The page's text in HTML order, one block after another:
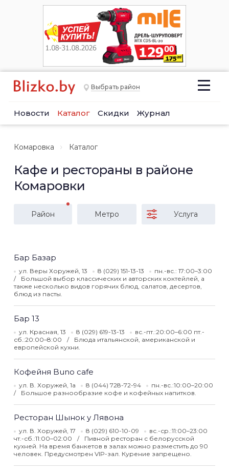
Выбрать район
Новости Каталог Скидки Журнал
Комаровка Каталог
Кафе и рестораны в районе
Комаровки
Район Метро Услуга
Бар Базар
ул. Веры Хоружей, 13 8 (029) 151-13-13
пн.-вс.: 17:00–3:00
Большой выбор классических и авторских коктейлей, а
также несколько видов горячих блюд, салатов, десертов,
блюд из пасты.
Бар 13
ул. Красная, 13 8 (029) 619-13-13
вс.-пт.:20:00–6:00 пт.-
сб.:20:00–8:00
Блюда итальянской, американской и
европейской кухни.
Кофейня Buno cafe
ул. В. Хоружей, 1а 8 (044) 728-72-94
пн.-вс.:10:00–20:00
Большое разнообразие кофе и кофейных напитков.
Ресторан Шынок у Лявона
ул. В. Хоружей, 17 8 (029) 610-10-09
вс.-ср.:11:00–23:00
чт.-сб.:11:00–02:00
Пивной ресторан с белорусской
кухней. На время банкетов в залах можно разместить до 90
человек. Предусмотрен VIP-зал. Курение запрещено.